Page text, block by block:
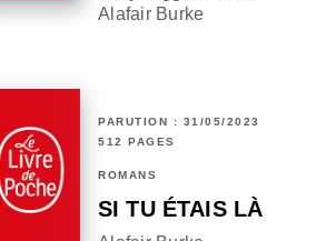
Alafair Burke
PARUTION : 31/05/2023
512 PAGES
ROMANS
SI TU ÉTAIS LÀ